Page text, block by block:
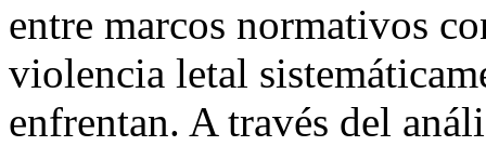
entre marcos normativos
violencia letal
enfrentan. A través del